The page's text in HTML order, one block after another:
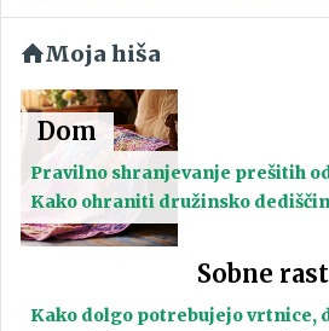
Moja hiša
Dom
Pravilno shranjevanje prešitih
Kako ohraniti družinsko
Sobne
Kako dolgo potrebujejo vrtnice,